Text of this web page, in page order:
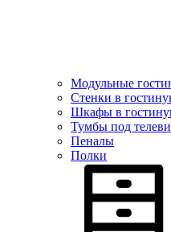
Модульные
Стенки в
Шкафы в
Тумбы под
Пеналы
Полки